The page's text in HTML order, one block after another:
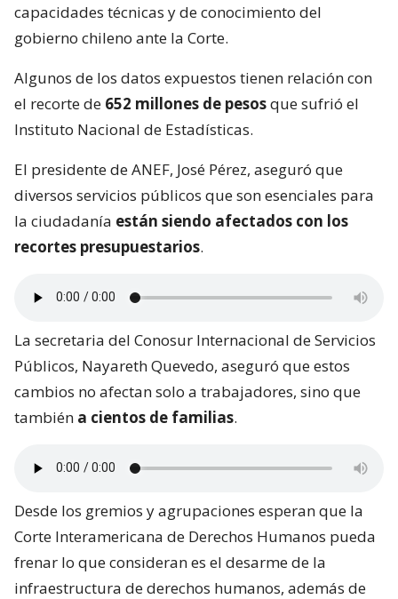
capacidades técnicas y de conocimiento del
gobierno chileno ante la Corte.
Algunos de los datos expuestos tienen relación con
el recorte de 652 millones de pesosque sufrió el
Instituto Nacional de Estadísticas.
El presidente de ANEF, José Pérez, aseguró que
diversos servicios públicos que son esenciales para
la ciudadanía están siendo afectados con los
recortes presupuestarios.
La secretaria del Conosur Internacional de Servicios
Públicos, Nayareth Quevedo, aseguró que estos
cambios no afectan solo a trabajadores, sino que
también a cientos de familias.
Desde los gremios y agrupaciones esperan que la
Corte Interamericana de Derechos Humanos pueda
frenar lo que consideran es el desarme de la
infraestructura de derechos humanos, además de